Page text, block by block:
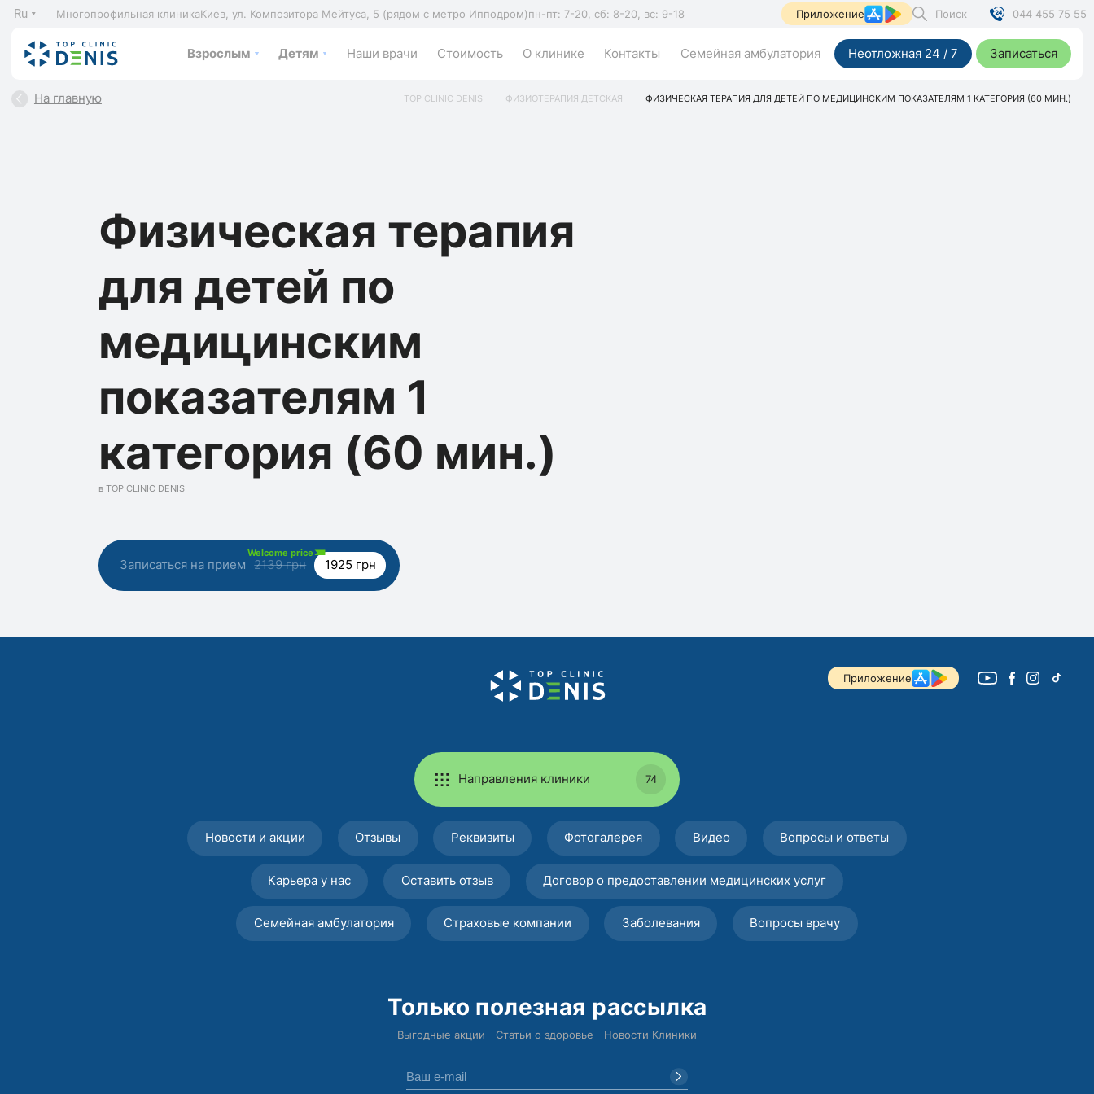
Ru Многопрофильная клиникаКиев, ул. Композитора Мейтуса, 5 (рядом с метро Ипподром)пн-пт: 7-20, сб: 8-20, вс: 9-18 Приложение Поиск 044 455 75 55
Взрослым Детям Наши врачи Стоимость О клинике Контакты Семейная амбулатория Неотложная 24 / 7 Записаться
На главную TOP CLINIC DENIS ФИЗИОТЕРАПИЯ ДЕТСКАЯ ФИЗИЧЕСКАЯ ТЕРАПИЯ ДЛЯ ДЕТЕЙ ПО МЕДИЦИНСКИМ ПОКАЗАТЕЛЯМ 1 КАТЕГОРИЯ (60 МИН.)
Физическая терапия
для детей по
медицинским
показателям 1
категория (60 мин.)
в TOP CLINIC DENIS
Записаться на прием
Welcome price
2139 грн 1925 грн
Приложение
Направления клиники 74
Новости и акции Отзывы Реквизиты Фотогалерея Видео Вопросы и ответы
Карьера у нас Оставить отзыв Договор о предоставлении медицинских услуг
Семейная амбулатория Страховые компании Заболевания Вопросы врачу
Только полезная рассылка
Выгодные акции Статьи о здоровье Новости Клиники